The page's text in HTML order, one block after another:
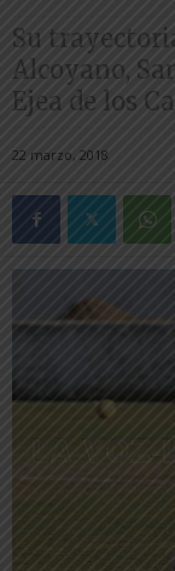
Su
Alcoyano,
Ejea de los
22 marzo, 2018